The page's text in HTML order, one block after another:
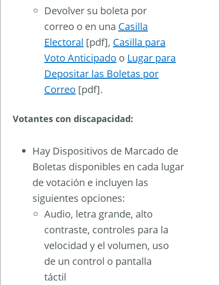
Devolver su boleta por
correo o en una Casilla
Electoral [pdf], Casilla para
Voto Anticipado o Lugar para
Depositar las Boletas por
Correo [pdf].
Votantes con discapacidad:
Hay Dispositivos de Marcado de
Boletas disponibles en cada lugar
de votación e incluyen las
siguientes opciones:
Audio, letra grande, alto
contraste, controles para la
velocidad y el volumen, uso
de un control o pantalla
táctil